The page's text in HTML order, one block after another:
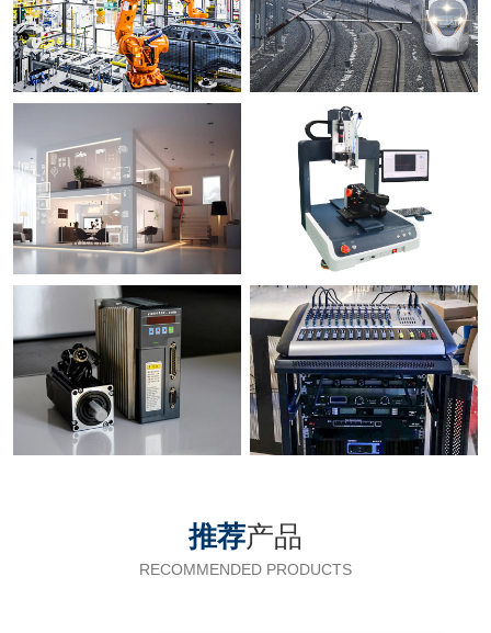
推荐产品
RECOMMENDED PRODUCTS